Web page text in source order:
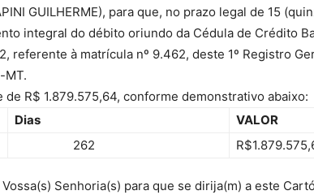
GUILHERME), para que, no prazo legal de 15
integral do débito oriundo da Cédula de Crédito
referente à matrícula nº 9.462, deste 1º Registro
MT.
R$ 1.879.575,64, conforme demonstrativo abaixo:
Dias
VALOR
262
Senhoria(s) para que se dirija(m) a este